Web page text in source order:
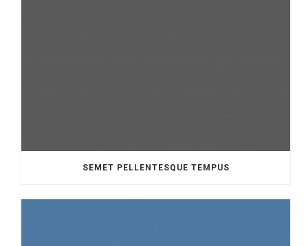
SEMET PELLENTESQUE TEMPUS